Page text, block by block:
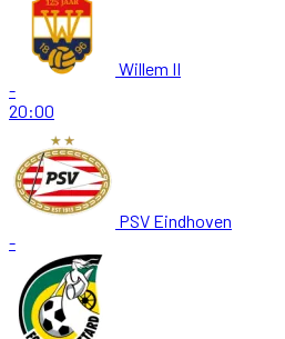
Willem II
-
20:00
PSV Eindhoven
-